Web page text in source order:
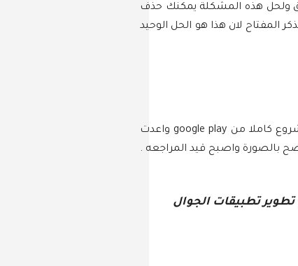
ولحل هذه المشكلة يمكنك حذف
المفتاح لان هذا هو الحل الوحيد
الطريقة الاخرى والتي استعملتها شخصيا اثناء رفع الاصدار الاول من التطبيق الخاص بي وهي اني قمت بحذف المشروع كاملا من google play واعدت
بالصورة واصبح قيد المراجعه .
تطبيقات الجوال